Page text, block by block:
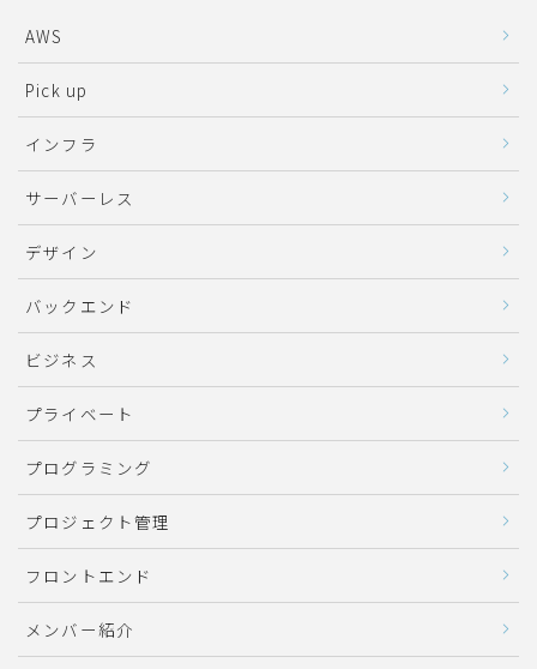
AWS
Pick up
インフラ
サーバーレス
デザイン
バックエンド
ビジネス
プライベート
プログラミング
プロジェクト管理
フロントエンド
メンバー紹介